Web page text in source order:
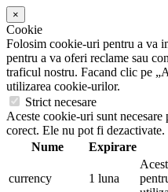
×
Cookie
Folosim cookie-uri pentru a va
pentru a va oferi reclame sau
traficul nostru. Facand clic pe
utilizarea cookie-urilor.
Strict necesare
Aceste cookie-uri sunt
corect. Ele nu pot fi dezactivate.
Nume
Expirare
currency 1 luna